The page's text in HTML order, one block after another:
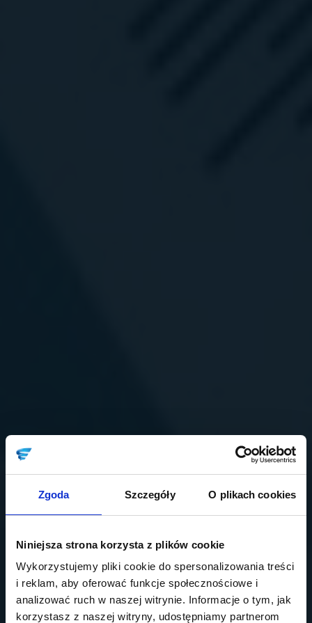
Zgoda Szczegóły O plikach cookies
Niniejsza strona korzysta z plików cookie
Wykorzystujemy pliki cookie do spersonalizowania treści
i reklam, aby oferować funkcje społecznościowe i
analizować ruch w naszej witrynie. Informacje o tym, jak
korzystasz z naszej witryny, udostępniamy partnerom